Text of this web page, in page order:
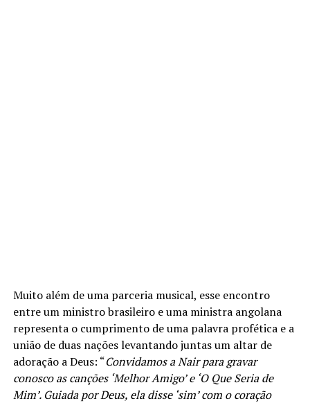
Muito além de uma parceria musical, esse encontro
entre um ministro brasileiro e uma ministra angolana
representa o cumprimento de uma palavra profética e a
união de duas nações levantando juntas um altar de
adoração a Deus: “Convidamos a Nair para gravar
conosco as canções ‘Melhor Amigo’ e ‘O Que Seria de
Mim’. Guiada por Deus, ela disse ‘sim’ com o coração